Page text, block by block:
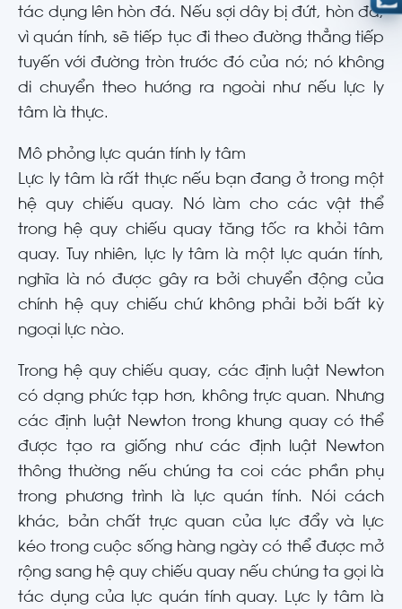
tác dụng lên hòn đá. Nếu sợi dây bị đứt, hòn đá,
vì quán tính, sẽ tiếp tục đi theo đường thẳng tiếp
tuyến với đường tròn trước đó của nó; nó không
di chuyển theo hướng ra ngoài như nếu lực ly
tâm là thực.
Mô phỏng lực quán tính ly tâm
Lực ly tâm là rất thực nếu bạn đang ở trong một
hệ quy chiếu quay. Nó làm cho các vật thể
trong hệ quy chiếu quay tăng tốc ra khỏi tâm
quay. Tuy nhiên, lực ly tâm là một lực quán tính,
nghĩa là nó được gây ra bởi chuyển động của
chính hệ quy chiếu chứ không phải bởi bất kỳ
ngoại lực nào.
Trong hệ quy chiếu quay, các định luật Newton
có dạng phức tạp hơn, không trực quan. Nhưng
các định luật Newton trong khung quay có thể
được tạo ra giống như các định luật Newton
thông thường nếu chúng ta coi các phần phụ
trong phương trình là lực quán tính. Nói cách
khác, bản chất trực quan của lực đẩy và lực
kéo trong cuộc sống hàng ngày có thể được mở
rộng sang hệ quy chiếu quay nếu chúng ta gọi là
tác dụng của lực quán tính quay. Lực ly tâm là